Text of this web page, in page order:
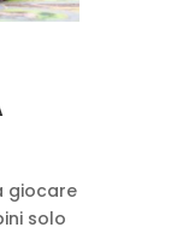
giocare
solo